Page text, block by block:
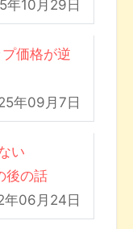
年10月29日
価格が逆
年09月7日
い
後の話
年06月24日